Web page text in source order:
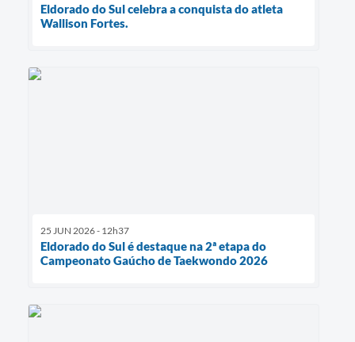
Eldorado do Sul celebra a conquista do atleta
Wallison Fortes.
25 JUN 2026 - 12h37
Eldorado do Sul é destaque na 2ª etapa do
Campeonato Gaúcho de Taekwondo 2026